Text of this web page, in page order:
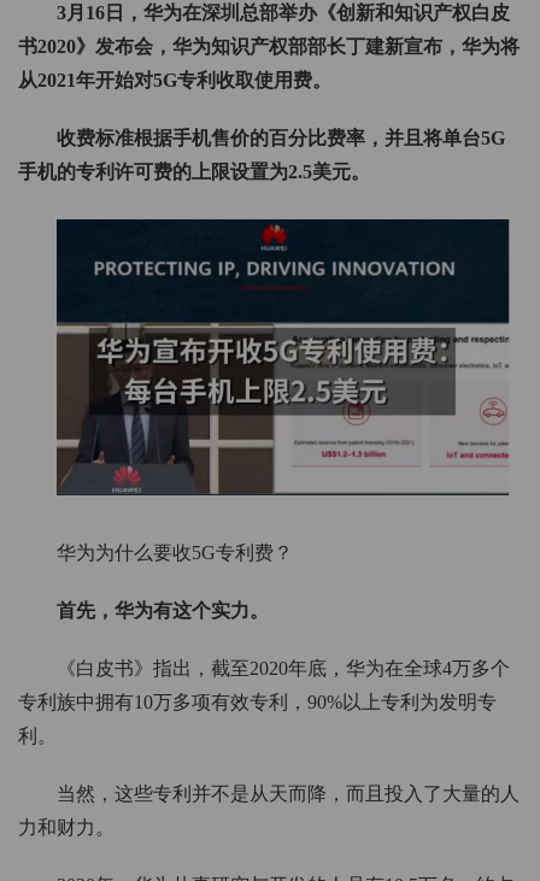
3月16日，华为在深圳总部举办《创新和知识产权白皮
书2020》发布会，华为知识产权部部长丁建新宣布，华为将
从2021年开始对5G专利收取使用费。
收费标准根据手机售价的百分比费率，并且将单台5G
手机的专利许可费的上限设置为2.5美元。
华为为什么要收5G专利费？
首先，华为有这个实力。
《白皮书》指出，截至2020年底，华为在全球4万多个
专利族中拥有10万多项有效专利，90%以上专利为发明专
利。
当然，这些专利并不是从天而降，而且投入了大量的人
力和财力。